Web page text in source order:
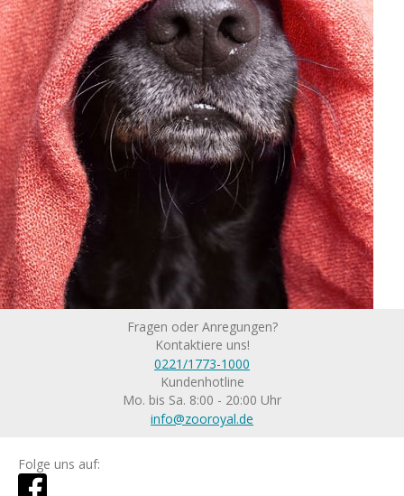
Fragen oder Anregungen?
Kontaktiere uns!
0221/1773-1000
Kundenhotline
Mo. bis Sa. 8:00 - 20:00 Uhr
info@zooroyal.de
Folge uns auf: